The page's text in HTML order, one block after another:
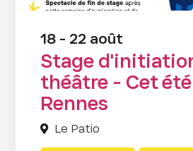
18 - 22 août
Stage
théâtre - Cet été
Rennes
Le Patio